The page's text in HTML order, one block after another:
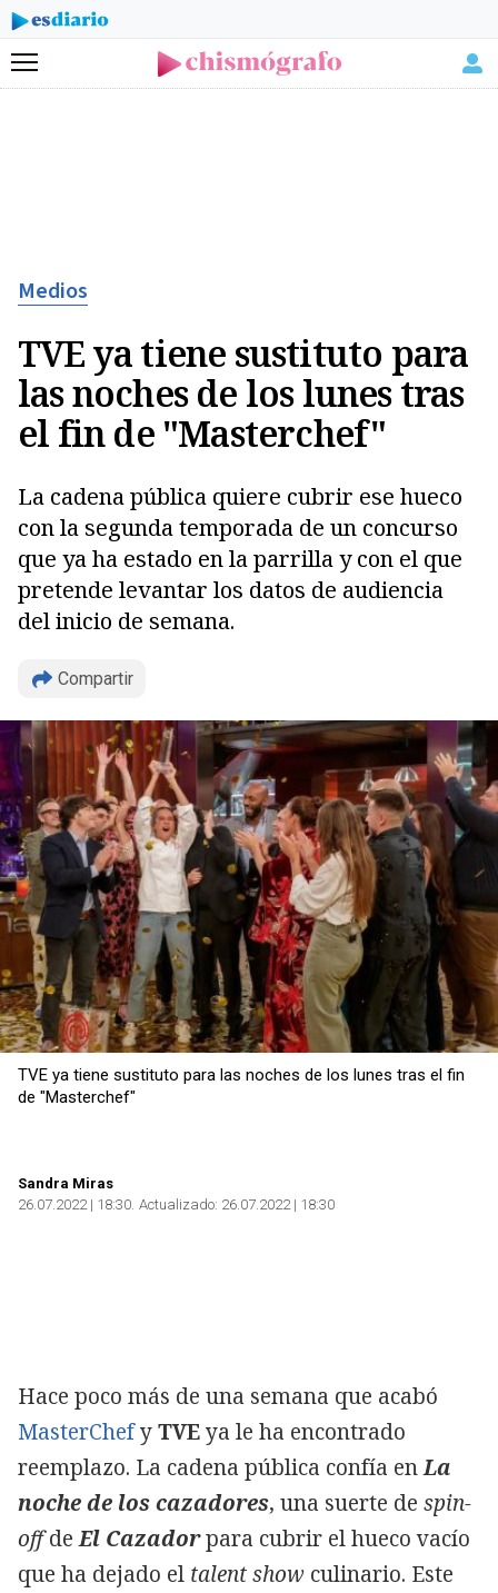
Menú
Medios
TVE ya tiene sustituto para
las noches de los lunes tras
el fin de "Masterchef"
La cadena pública quiere cubrir ese hueco
con la segunda temporada de un concurso
que ya ha estado en la parrilla y con el que
pretende levantar los datos de audiencia
del inicio de semana.
Compartir
Copiar
TVE ya tiene sustituto para las noches de los lunes tras el fin
de "Masterchef"
Sandra Miras
26.07.2022 | 18:30 Actualizado: 26.07.2022 | 18:30
Hace poco más de una semana que acabó
MasterChefyTVEya le ha encontrado
reemplazo. La cadena pública confía enLa
noche de los cazadores, una suerte de spin-
offdeEl Cazadorpara cubrir el hueco vacío
que ha dejado el talent show culinario. Este